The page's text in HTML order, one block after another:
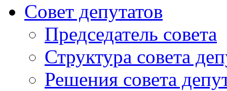
Совет депутатов
Председатель совета
Структура совета
Решения совета